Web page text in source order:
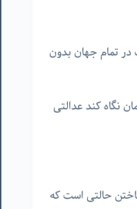
تمام جهان بدون
نگاه کند عدالتی
حالتی است که